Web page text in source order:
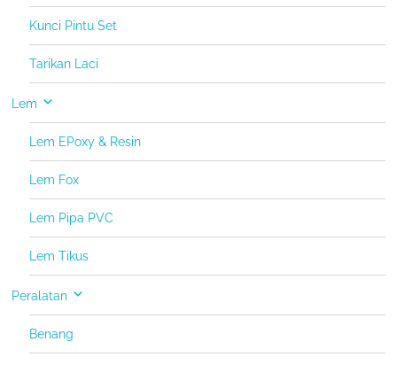
Kunci Pintu Set
Tarikan Laci
Lem
Lem EPoxy & Resin
Lem Fox
Lem Pipa PVC
Lem Tikus
Peralatan
Benang